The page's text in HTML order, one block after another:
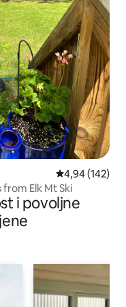
Prosječna
4,94 (142)
Elk Mt Ski
i povoljne